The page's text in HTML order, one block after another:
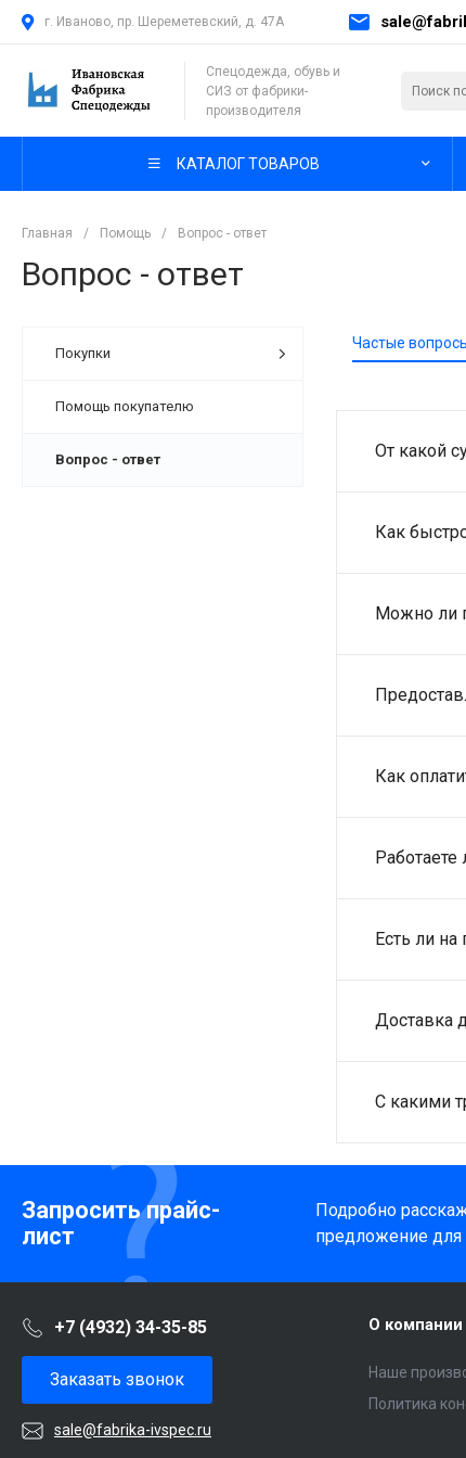
г. Иваново, пр. Шереметевский, д. 47А
Спецодежда, обувь и
СИЗ от фабрики-
производителя
КАТАЛОГ ТОВАРОВ
Главная / Помощь / Вопрос - ответ
Вопрос - ответ
Покупки
Помощь покупателю
Вопрос - ответ
Частые
От какой
Как
Можно ли
Как
Есть ли
Доставка
С какими
Запросить прайс-
лист
Подробно
предложение
+7 (4932) 34-35-85
Заказать звонок
sale@fabrika-ivspec.ru
О компании
Наше
Политика